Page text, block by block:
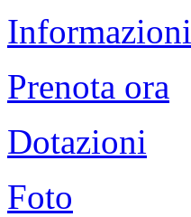
Informazioni
Prenota ora
Dotazioni
Foto